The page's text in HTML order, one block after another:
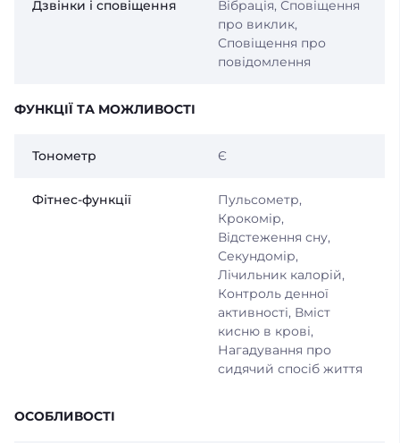
Дзвінки і сповіщення
Вібрація, Сповіщення
про виклик,
Сповіщення про
повідомлення
ФУНКЦІЇ ТА МОЖЛИВОСТІ
Тонометр Є
Фітнес-функції
Пульсометр,
Крокомір,
Відстеження сну,
Секундомір,
Лічильник калорій,
Контроль денної
активності, Вміст
кисню в крові,
Нагадування про
сидячий спосіб життя
ОСОБЛИВОСТІ